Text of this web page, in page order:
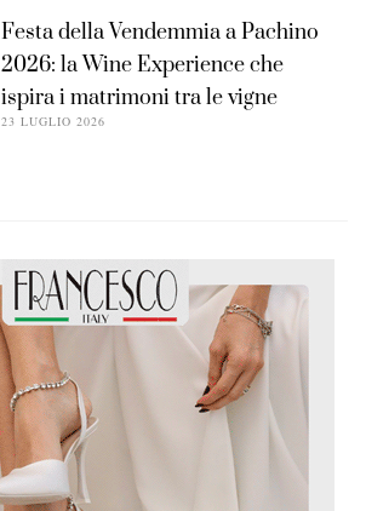
Festa della Vendemmia a Pachino
2026: la Wine Experience che
ispira i matrimoni tra le vigne
23 LUGLIO 2026